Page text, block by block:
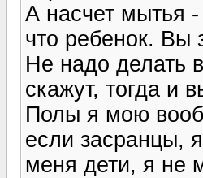
А насчет мытья
что ребенок. Вы
Не надо делать
скажут, тогда и
Полы я мою
если засранцы,
меня дети, я не